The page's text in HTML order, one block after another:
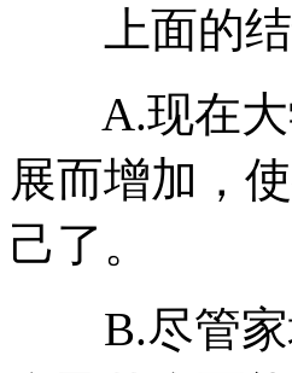
上面的结
A.现在大
展而增加，
己了。
B.尽管家